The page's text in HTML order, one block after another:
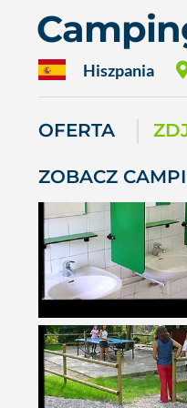
Hiszpania
OFERTA
ZOBACZ